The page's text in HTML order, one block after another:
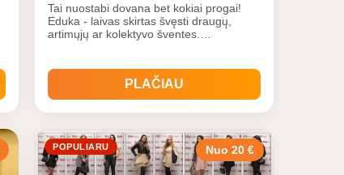
Tai nuostabi dovana bet kokiai progai!
Eduka - laivas skirtas švęsti draugų,
artimųjų ar kolektyvo šventes.
bernvakariui. Nustebink savo
darbuotojus, klientus ar partnerius
netradiciniu būdu - kelione Pamario
kraštu. Kelionės metu&nb
PLAČIAU
POPULIARU Nuo 20 €